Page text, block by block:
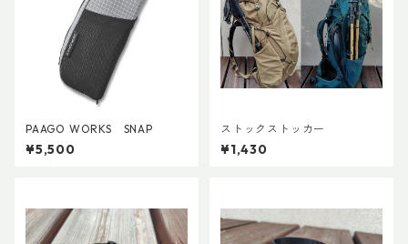
PAAGO WORKS SNAP
¥5,500
ストックストッカー
¥1,430